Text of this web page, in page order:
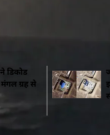
डिकोड
ग्रह से